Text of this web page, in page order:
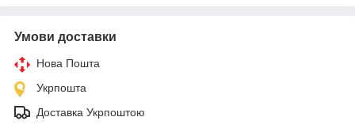
Умови доставки
Нова Пошта
Укрпошта
Доставка Укрпоштою